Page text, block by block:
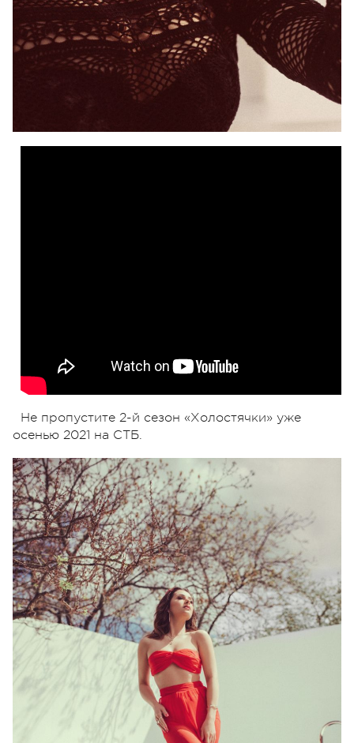
Не пропустите 2-й сезон «Холостячки» уже
осенью 2021 на СТБ.